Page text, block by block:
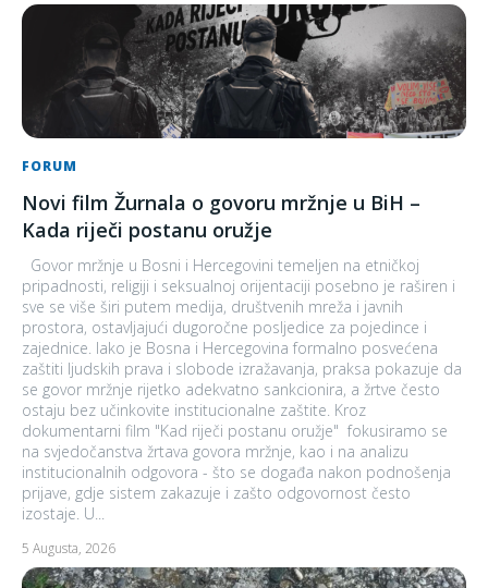
FORUM
Novi film Žurnala o govoru mržnje u BiH –
Kada riječi postanu oružje
pripadnosti, religiji i seksualnoj orijentaciji posebno je raširen i
sve se više širi putem medija, društvenih mreža i javnih
prostora, ostavljajući dugoročne posljedice za pojedince i
zajednice. Iako je Bosna i Hercegovina formalno posvećena
zaštiti ljudskih prava i slobode izražavanja, praksa pokazuje da
se govor mržnje rijetko adekvatno sankcionira, a žrtve često
ostaju bez učinkovite institucionalne zaštite. Kroz
dokumentarni film "Kad riječi postanu oružje" fokusiramo se
na svjedočanstva žrtava govora mržnje, kao i na analizu
institucionalnih odgovora - što se događa nakon podnošenja
prijave, gdje sistem zakazuje i zašto odgovornost često
izostaje. U...
5 Augusta, 2026